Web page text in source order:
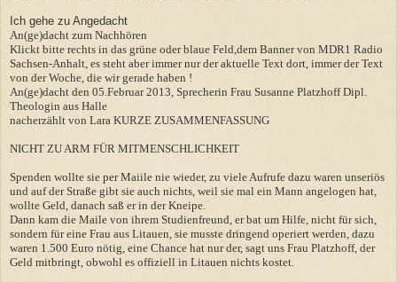
Ich gehe zu Angedacht
An(ge)dacht zum Nachhören
Klickt bitte rechts in das grüne oder blaue Feld,dem Banner von MDR1 Radio
Sachsen-Anhalt, es steht aber immer nur der aktuelle Text dort, immer der Text
von der Woche, die wir gerade haben !
An(ge)dacht den 05.Februar 2013, Sprecherin Frau Susanne Platzhoff Dipl.
Theologin aus Halle
nacherzählt von Lara KURZE ZUSAMMENFASSUNG
NICHT ZU ARM FÜR MITMENSCHLICHKEIT
Spenden wollte sie per Maiile nie wieder, zu viele Aufrufe dazu waren unseriös
und auf der Straße gibt sie auch nichts, weil sie mal ein Mann angelogen hat,
wollte Geld, danach saß er in der Kneipe.
Dann kam die Maile von ihrem Studienfreund, er bat um Hilfe, nicht für sich,
sondern für eine Frau aus Litauen, sie musste dringend operiert werden, dazu
waren 1.500 Euro nötig, eine Chance hat nur der, sagt uns Frau Platzhoff, der
Geld mitbringt, obwohl es offiziell in Litauen nichts kostet.